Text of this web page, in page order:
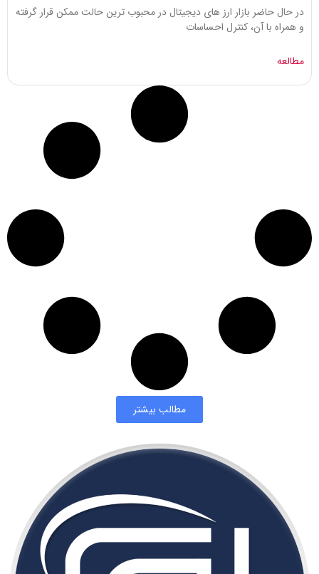
در حال حاضر بازار ارز های دیجیتال در محبوب ترین حالت ممکن قرار گرفته
و همراه با آن، کنترل احساسات
مطالعه
مطالب بیشتر